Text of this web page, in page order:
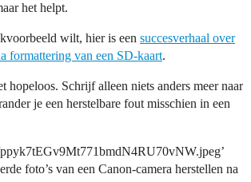
het helpt.
wilt, hier is een succesverhaal over
formattering van een SD-kaart.
hopeloos. Schrijf alleen niets anders meer naar
je een herstelbare fout misschien in een
foto’s van een Canon-camera herstellen na